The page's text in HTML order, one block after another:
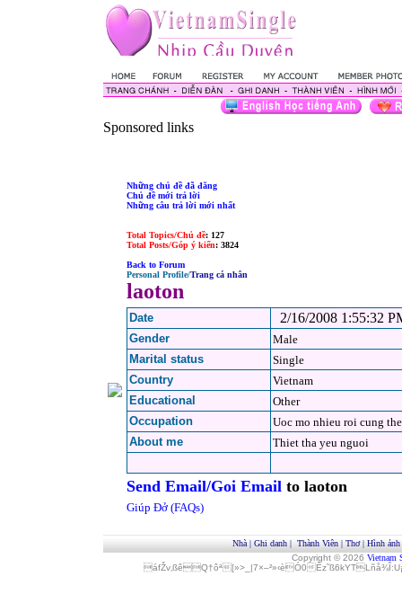
Sponsored links
Những chủ đề đã đăng
Chủ đề mới trả lời
Những câu trả lời mới nhất
Total Topics/Chủ đề: 127
Total Posts/Góp ý kiến: 3824
Back to Forum
Personal Profile/Trang cá nhân
laoton
Date 2/16/2008 1:55:32
Gender
Male
Marital status
Single
Country
Vietnam
Educational
Other
Occupation
Uoc mo nhieu roi cung
About me
Thiet tha yeu nguoi
Send Email/Goi Email to laoton
Giúp Đở (FAQs)
Nhà | Ghi danh | Thành Viên | Thơ| Hình ảnh
Copyright © 2026 Vietnam
áfŽv‚ßêQ†ôª[»>_|7×–²»‹èÓ0